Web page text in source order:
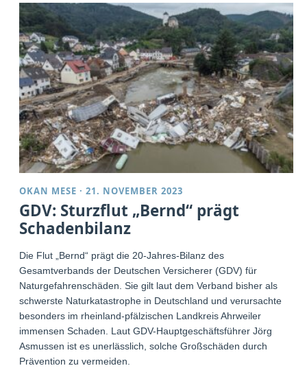
OKAN MESE ·21. NOVEMBER 2023
GDV: Sturzflut „Bernd“ prägt
Schadenbilanz
Die Flut „Bernd“ prägt die 20-Jahres-Bilanz des
Gesamtverbands der Deutschen Versicherer (GDV) für
Naturgefahrenschäden. Sie gilt laut dem Verband bisher als
schwerste Naturkatastrophe in Deutschland und verursachte
besonders im rheinland-pfälzischen Landkreis Ahrweiler
immensen Schaden. Laut GDV-Hauptgeschäftsführer Jörg
Asmussen ist es unerlässlich, solche Großschäden durch
Prävention zu vermeiden.